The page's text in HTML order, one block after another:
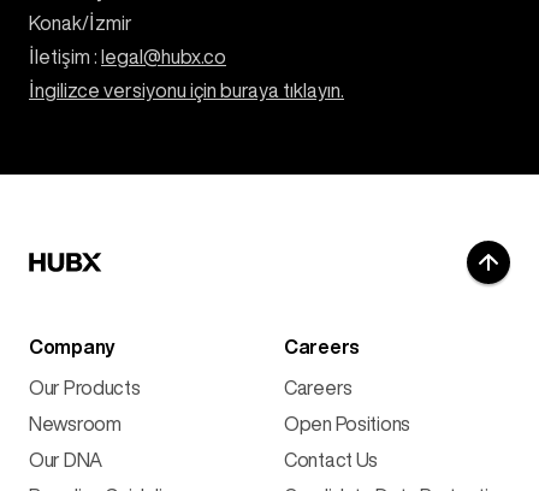
Konak/İzmir
İletişim : legal@hubx.co
İngilizce versiyonu için buraya tıklayın.
Company
Our Products
Newsroom
Our DNA
Careers
Careers
Open Positions
Contact Us